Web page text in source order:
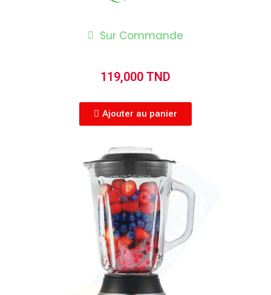
Sur Commande
119,000 TND
Ajouter au panier